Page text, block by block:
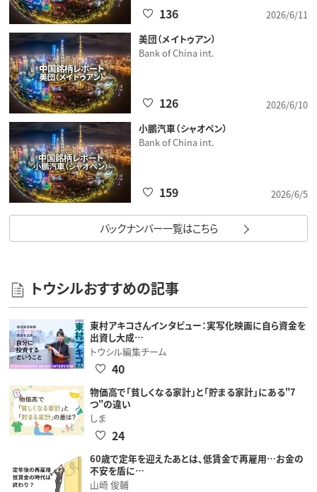
2026/6/11
136
美団（メイトゥアン）
Bank of China int.
2026/6/10
126
小鵬汽車（シャオペン）
Bank of China int.
2026/6/5
159
バックナンバー一覧はこちら
トウシルおすすめの記事
東村アキコさんインタビュー：実写化映画に自ら資金を
出資し大成…
トウシル編集チーム
40
物価高で「貧しくなる家計」と「貯まる家計」にある"7
つ"の違い
しま
24
60歳で定年を迎えたあとは、低賃金で再雇用…お金の
不安を盾に…
山崎 俊輔